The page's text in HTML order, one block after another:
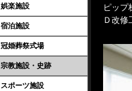
娯楽施設
宿泊施設
冠婚葬祭式場
宗教施設・史跡
スポーツ施設
ピップ
Ｄ改修